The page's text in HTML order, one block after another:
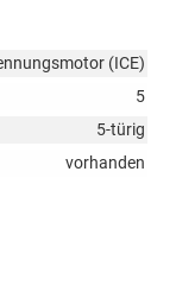
(ICE)
5
5-türig
vorhanden